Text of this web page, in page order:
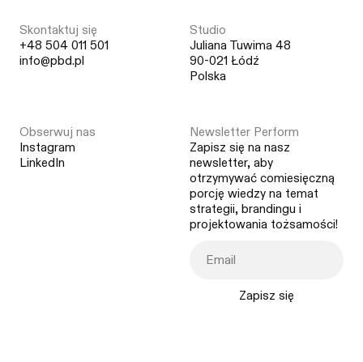
Skontaktuj się
+48 504 011 501
info@pbd.pl
Studio
Juliana Tuwima 48
90-021 Łódź
Polska
Obserwuj nas
Instagram
LinkedIn
Newsletter Perform
Zapisz się na nasz
newsletter, aby
otrzymywać comiesięczną
porcję wiedzy na temat
strategii, brandingu i
projektowania tożsamości!
Zapisz się